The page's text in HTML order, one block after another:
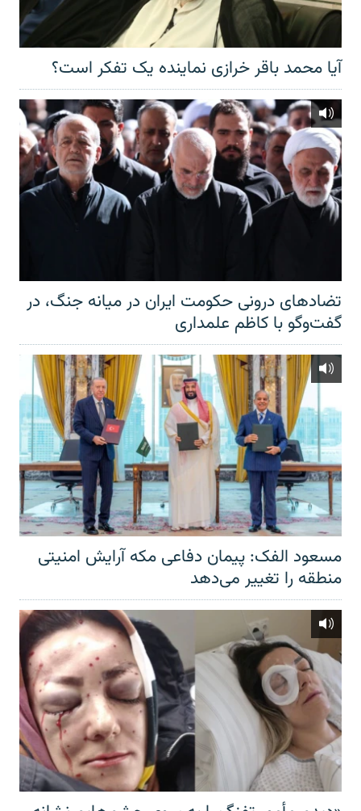
آیا محمد باقر خرازی نماینده یک تفکر است؟
تضادهای درونی حکومت ایران در میانه جنگ، در
گفت‌‌وگو با کاظم علمداری
مسعود الفک: پیمان دفاعی مکه آرایش امنیتی
منطقه را تغییر می‌دهد